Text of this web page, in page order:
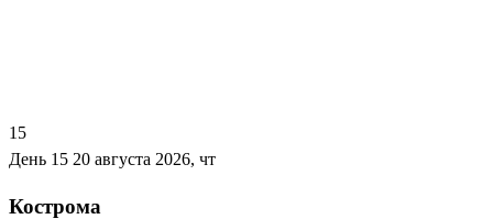
15
День 15 20 августа 2026, чт
Кострома